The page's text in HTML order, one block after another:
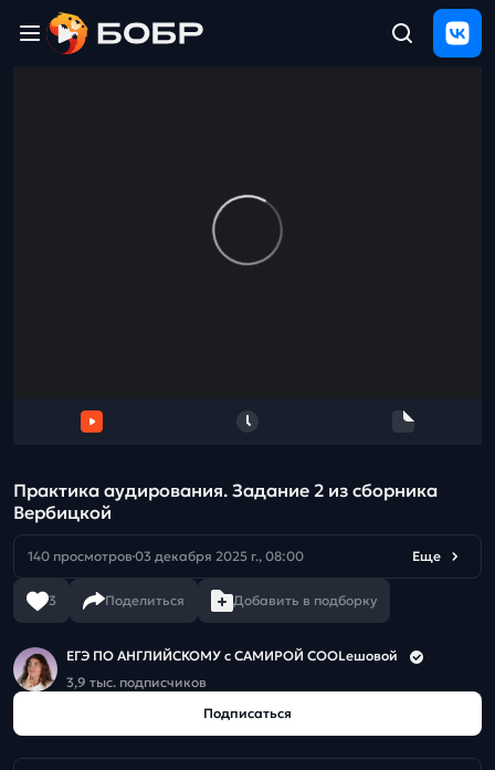
Практика аудирования. Задание 2 из сборника
Вербицкой
140 просмотров 03 декабря 2025 г., 08:00 Еще
3 Поделиться Добавить в подборку
ЕГЭ ПО АНГЛИЙСКОМУ с САМИРОЙ COOLешовой
3,9 тыс. подписчиков
Подписаться